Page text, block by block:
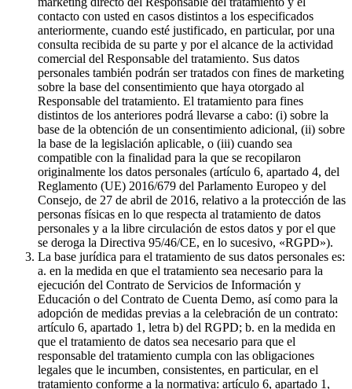
contacto con usted en casos distintos a los especificados
anteriormente, cuando esté justificado, en particular, por una
consulta recibida de su parte y por el alcance de la actividad
comercial del Responsable del tratamiento. Sus datos
personales también podrán ser tratados con fines de marketing
sobre la base del consentimiento que haya otorgado al
Responsable del tratamiento. El tratamiento para fines
distintos de los anteriores podrá llevarse a cabo: (i) sobre la
base de la obtención de un consentimiento adicional, (ii) sobre
la base de la legislación aplicable, o (iii) cuando sea
compatible con la finalidad para la que se recopilaron
originalmente los datos personales (artículo 6, apartado 4, del
Reglamento (UE) 2016/679 del Parlamento Europeo y del
Consejo, de 27 de abril de 2016, relativo a la protección de las
personas físicas en lo que respecta al tratamiento de datos
personales y a la libre circulación de estos datos y por el que
se deroga la Directiva 95/46/CE, en lo sucesivo, «RGPD»).
La base jurídica para el tratamiento de sus datos personales es:
a. en la medida en que el tratamiento sea necesario para la
ejecución del Contrato de Servicios de Información y
Educación o del Contrato de Cuenta Demo, así como para la
adopción de medidas previas a la celebración de un contrato:
artículo 6, apartado 1, letra b) del RGPD; b. en la medida en
que el tratamiento de datos sea necesario para que el
responsable del tratamiento cumpla con las obligaciones
legales que le incumben, consistentes, en particular, en el
tratamiento conforme a la normativa: artículo 6, apartado 1,